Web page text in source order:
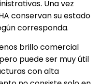
Una vez
conservan su estado
corresponda.
brillo comercial
puede ser muy útil
con alta